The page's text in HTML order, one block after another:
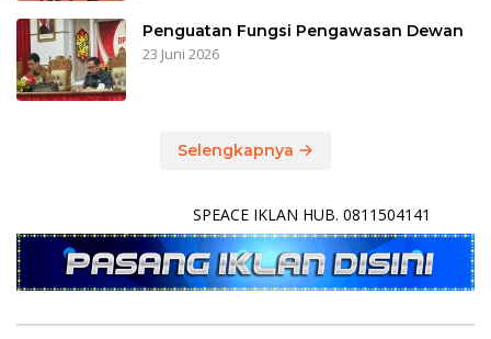
Penguatan Fungsi Pengawasan Dewan
23 Juni 2026
Selengkapnya
SPEACE IKLAN HUB. 0811504141